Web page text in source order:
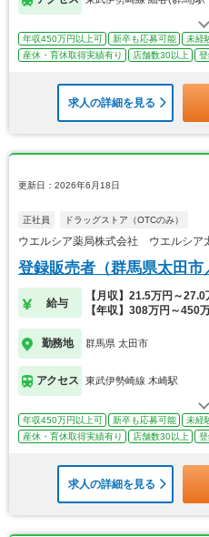
年収450万円以上可 新卒も応募可能 未経
産休・育休取得実績有り
店舗数30以上
求人の詳細を見る
更新日：2026年6月18日
正社員 ドラッグストア（OTCのみ）
ウエルシア薬局株式会社 ウエルシア
登録販売者（群馬県太田市
給与
【月収】21.5万円～27.0
【年収】308万円～450
勤務地 群馬県 太田市
アクセス 東武伊勢崎線 木崎駅
年収450万円以上可 新卒も応募可能 未経
産休・育休取得実績有り
店舗数30以上
求人の詳細を見る